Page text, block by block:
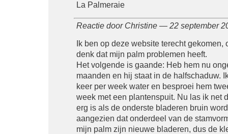
La Palmeraie
Reactie door Christine — 22 september
Ik ben op deze website terecht gekomen,
denk dat mijn palm problemen heeft.
Het volgende is gaande: Heb hem nu
maanden en hij staat in de halfschaduw.
keer per week water en besproei hem
week met een plantenspuit. Nu las ik net
erg is als de onderste bladeren bruin
aangezien dat onderdeel van de
mijn palm zijn nieuwe bladeren, dus de